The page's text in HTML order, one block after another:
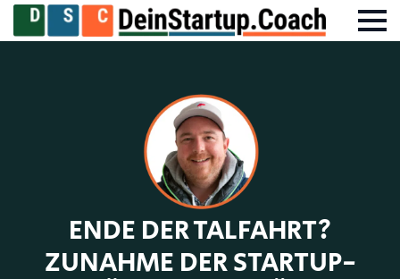
ENDE DER TALFAHRT?
ZUNAHME DER STARTUP-